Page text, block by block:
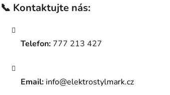
📞 Kontaktujte nás:
Telefon: 777 213 427
Email: info@elektrostylmark.cz